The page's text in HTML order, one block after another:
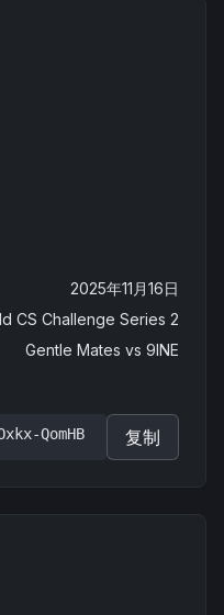
2025年11月16日
CS Challenge Series 2
Gentle Mates vs 9INE
QomHB 复制